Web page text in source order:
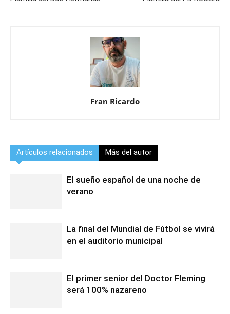
Fran Ricardo
Artículos relacionados Más del autor
El sueño español de una noche de
verano
La final del Mundial de Fútbol se vivirá
en el auditorio municipal
El primer senior del Doctor Fleming
será 100% nazareno